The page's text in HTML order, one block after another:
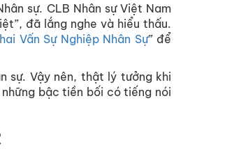
sự. CLB Nhân sự Việt Nam
đã lắng nghe và hiểu thấu.
Vấn Sự Nghiệp Nhân Sự” để
sự. Vậy nên, thật lý tưởng khi
bậc tiền bối có tiếng nói